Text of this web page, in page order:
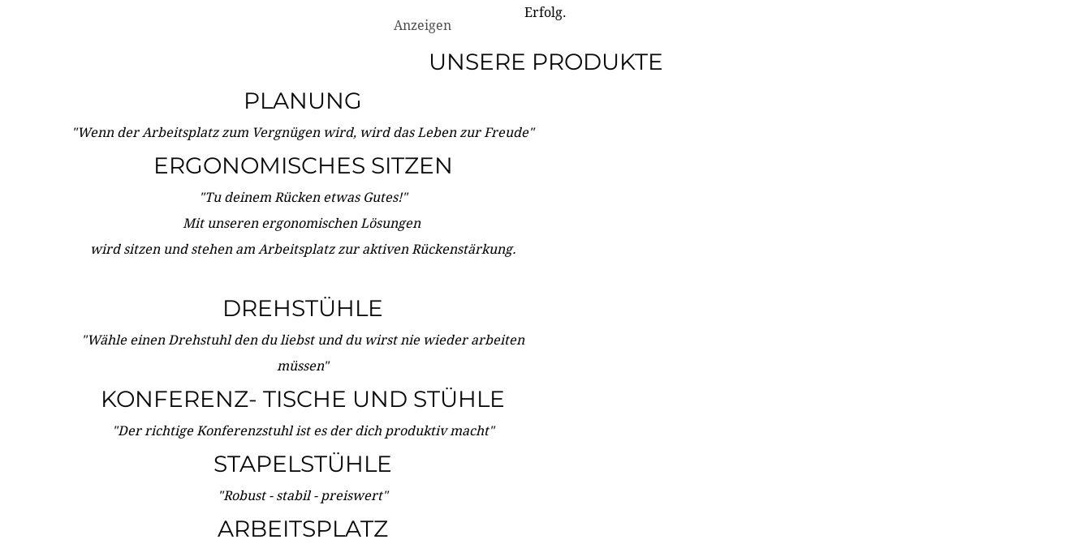
Erfolg.
Anzeigen
UNSERE PRODUKTE
PLANUNG
"Wenn der Arbeitsplatz zum Vergnügen wird, wird das Leben zur Freude"
ERGONOMISCHES SITZEN
"Tu deinem Rücken etwas Gutes!"
Mit unseren ergonomischen Lösungen
wird sitzen und stehen am Arbeitsplatz zur aktiven Rückenstärkung.
DREHSTÜHLE
"Wähle einen Drehstuhl den du liebst und du wirst nie wieder arbeiten
müssen"
KONFERENZ- TISCHE UND STÜHLE
"Der richtige Konferenzstuhl ist es der dich produktiv macht"
STAPELSTÜHLE
"Robust - stabil - preiswert"
ARBEITSPLATZ